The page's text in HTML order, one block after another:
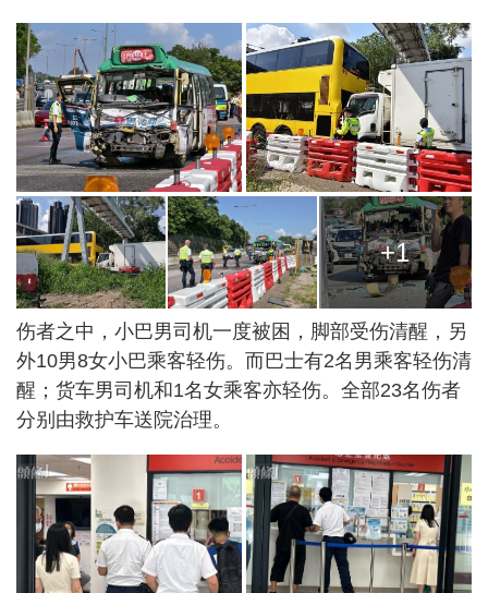
+1
伤者之中，小巴男司机一度被困，脚部受伤清醒，另
外10男8女小巴乘客轻伤。而巴士有2名男乘客轻伤清
醒；货车男司机和1名女乘客亦轻伤。全部23名伤者
分别由救护车送院治理。